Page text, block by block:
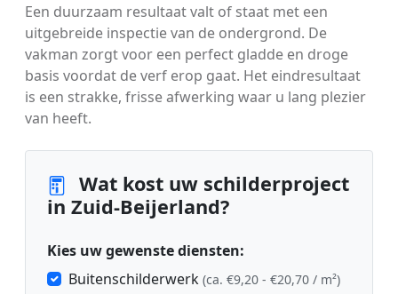
Een duurzaam resultaat valt of staat met een
uitgebreide inspectie van de ondergrond. De
vakman zorgt voor een perfect gladde en droge
basis voordat de verf erop gaat. Het eindresultaat
is een strakke, frisse afwerking waar u lang plezier
van heeft.
Wat kost uw schilderproject
in Zuid-Beijerland?
Kies uw gewenste diensten:
Buitenschilderwerk (ca. €9,20 - €20,70 / m²)